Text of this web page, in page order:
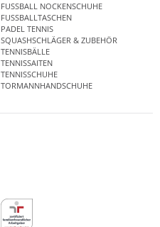
FUSSBALL NOCKENSCHUHE
FUSSBALLTASCHEN
PADEL TENNIS
SQUASHSCHLÄGER & ZUBEHÖR
TENNISBÄLLE
TENNISSAITEN
TENNISSCHUHE
TORMANNHANDSCHUHE